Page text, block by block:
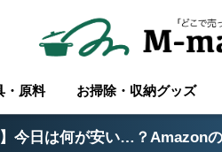
・原料 お掃除・収納グッズ
】今日は何が安い…？Amazon